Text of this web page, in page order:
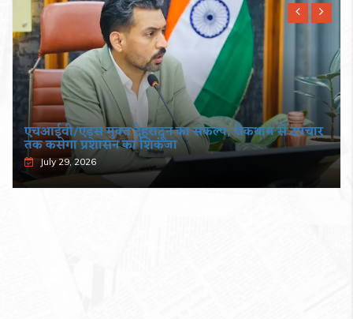
एचआईवी/एड्स मुक्त देहरादून का संकल्प, रोकथाम से उपचार
तक कसेगा प्रशासन का शिकंजा
July 29, 2026